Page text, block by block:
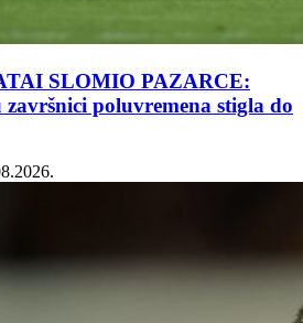
SLOMIO PAZARCE:
završnici poluvremena stigla do